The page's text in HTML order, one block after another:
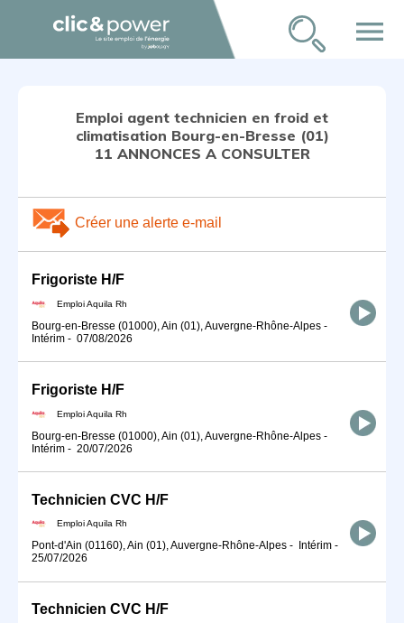
menu
Emploi agent technicien en froid et
climatisation Bourg-en-Bresse (01)
11 ANNONCES A CONSULTER
Créer une alerte e-mail
Frigoriste H/F
Emploi Aquila Rh
Bourg-en-Bresse (01000), Ain (01), Auvergne-Rhône-Alpes -
Intérim - 07/08/2026
Frigoriste H/F
Emploi Aquila Rh
Bourg-en-Bresse (01000), Ain (01), Auvergne-Rhône-Alpes -
Intérim - 20/07/2026
Technicien CVC H/F
Emploi Aquila Rh
Pont-d'Ain (01160), Ain (01), Auvergne-Rhône-Alpes - Intérim -
25/07/2026
Technicien CVC H/F